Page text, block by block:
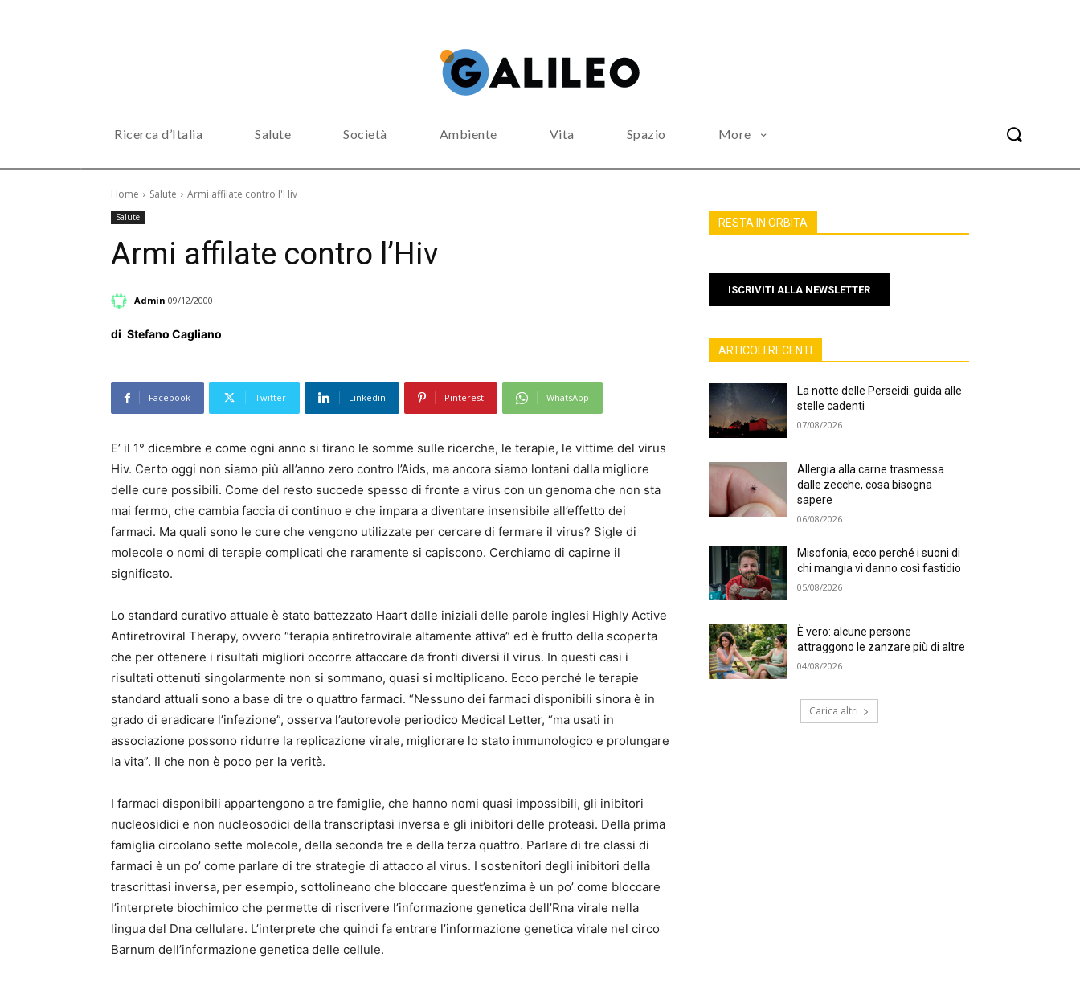
Ricerca d’Italia Salute Società Ambiente Vita Spazio More
Home Salute Armi affilate contro l'Hiv
Salute
Armi affilate contro l’Hiv
Admin 09/12/2000
di Stefano Cagliano
Facebook Twitter Linkedin Pinterest WhatsApp
E’ il 1° dicembre e come ogni anno si tirano le somme sulle ricerche, le terapie, le vittime del virus
Hiv. Certo oggi non siamo più all’anno zero contro l’Aids, ma ancora siamo lontani dalla migliore
delle cure possibili. Come del resto succede spesso di fronte a virus con un genoma che non sta
mai fermo, che cambia faccia di continuo e che impara a diventare insensibile all’effetto dei
farmaci. Ma quali sono le cure che vengono utilizzate per cercare di fermare il virus? Sigle di
molecole o nomi di terapie complicati che raramente si capiscono. Cerchiamo di capirne il
significato.
Lo standard curativo attuale è stato battezzato Haart dalle iniziali delle parole inglesi Highly Active
Antiretroviral Therapy, ovvero “terapia antiretrovirale altamente attiva” ed è frutto della scoperta
che per ottenere i risultati migliori occorre attaccare da fronti diversi il virus. In questi casi i
risultati ottenuti singolarmente non si sommano, quasi si moltiplicano. Ecco perché le terapie
standard attuali sono a base di tre o quattro farmaci. “Nessuno dei farmaci disponibili sinora è in
grado di eradicare l’infezione”, osserva l’autorevole periodico Medical Letter, “ma usati in
associazione possono ridurre la replicazione virale, migliorare lo stato immunologico e prolungare
la vita”. Il che non è poco per la verità.
I farmaci disponibili appartengono a tre famiglie, che hanno nomi quasi impossibili, gli inibitori
nucleosidici e non nucleosodici della transcriptasi inversa e gli inibitori delle proteasi. Della prima
famiglia circolano sette molecole, della seconda tre e della terza quattro. Parlare di tre classi di
farmaci è un po’ come parlare di tre strategie di attacco al virus. I sostenitori degli inibitori della
trascrittasi inversa, per esempio, sottolineano che bloccare quest’enzima è un po’ come bloccare
l’interprete biochimico che permette di riscrivere l’informazione genetica dell’Rna virale nella
lingua del Dna cellulare. L’interprete che quindi fa entrare l’informazione genetica virale nel circo
Barnum dell’informazione genetica delle cellule.
RESTA IN ORBITA
ISCRIVITI ALLA NEWSLETTER
ARTICOLI RECENTI
La notte delle Perseidi: guida alle
stelle cadenti
07/08/2026
Allergia alla carne trasmessa
dalle zecche, cosa bisogna
sapere
06/08/2026
Misofonia, ecco perché i suoni di
chi mangia vi danno così fastidio
05/08/2026
È vero: alcune persone
attraggono le zanzare più di altre
04/08/2026
Carica altri